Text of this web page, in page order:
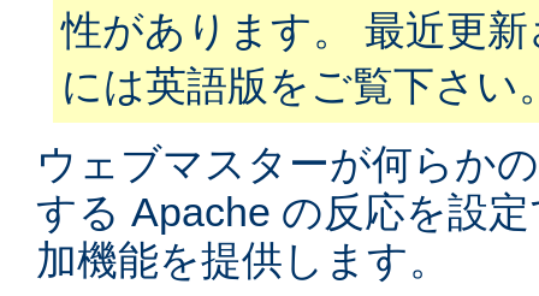
性があります。 最近更
には英語版をご覧下さい
ウェブマスターが何らか
する Apache の反応を設
加機能を提供します。